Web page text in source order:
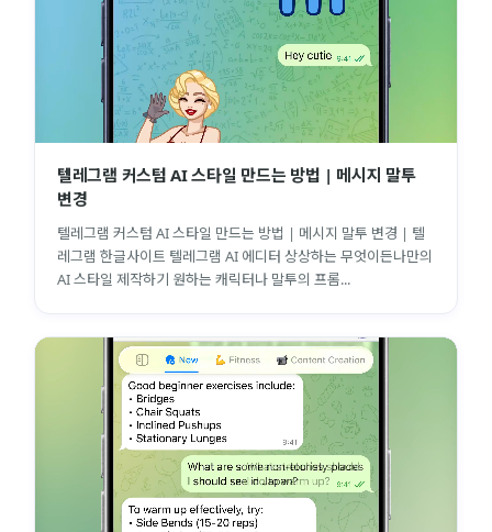
텔레그램 커스텀 AI 스타일 만드는 방법 | 메시지 말투
변경
텔레그램 커스텀 AI 스타일 만드는 방법 | 메시지 말투 변경 | 텔
레그램 한글사이트 텔레그램 AI 에디터 상상하는 무엇이든나만의
AI 스타일 제작하기 원하는 캐릭터나 말투의 프롬...